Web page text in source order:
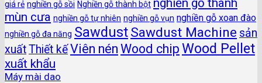
giá rẻ nghiền gỗ sồi Nghiền gỗ thành bột
mùn cưa nghiền gỗ tự nhiên nghiền gỗ vụn nghiền gỗ xoan đào
nghiền gỗ đa năng SawdustSawdust Machine sản
xuấtThiết kếViên nén Wood chip Wood Pellet
xuất khẩu
Máy mài dao